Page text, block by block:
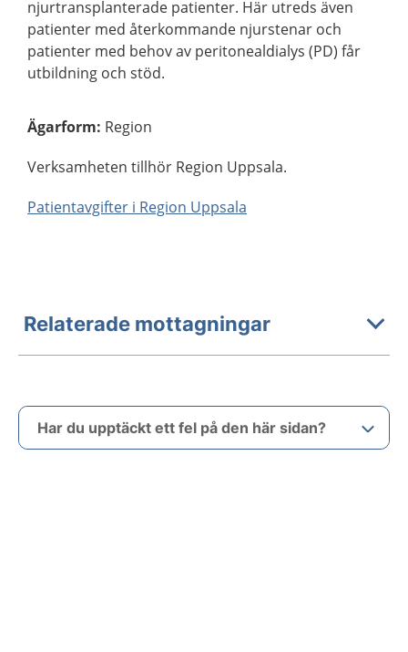
njurtransplanterade patienter. Här utreds även
patienter med återkommande njurstenar och
patienter med behov av peritonealdialys (PD) får
utbildning och stöd.
Ägarform: Region
Verksamheten tillhör Region Uppsala.
Patientavgifter i Region Uppsala
Relaterade mottagningar
Har du upptäckt ett fel på den här sidan?